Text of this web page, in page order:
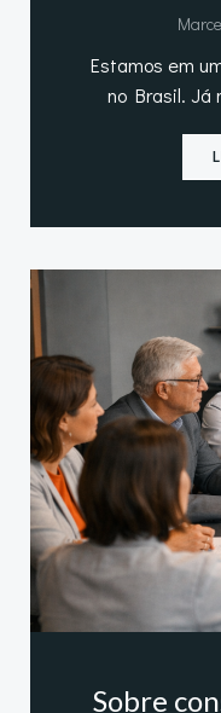
Estamos em
no Brasil. Já
Sobre